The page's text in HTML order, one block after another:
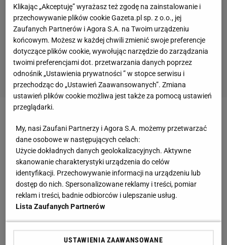
na to, co robię, to dobrze (...) Uwodzimy i
dajemy się uwodzić - stwierdził Olejniczak.
Klikając „Akceptuję” wyrażasz też zgodę na zainstalowanie i
przechowywanie plików cookie Gazeta.pl sp. z o.o., jej
Zaufanych Partnerów i Agora S.A. na Twoim urządzeniu
końcowym. Możesz w każdej chwili zmienić swoje preferencje
dotyczące plików cookie, wywołując narzędzie do zarządzania
twoimi preferencjami dot. przetwarzania danych poprzez
odnośnik „Ustawienia prywatności ” w stopce serwisu i
przechodząc do „Ustawień Zaawansowanych”. Zmiana
ustawień plików cookie możliwa jest także za pomocą ustawień
przeglądarki.
My, nasi Zaufani Partnerzy i Agora S.A. możemy przetwarzać
dane osobowe w następujących celach:
Użycie dokładnych danych geolokalizacyjnych. Aktywne
skanowanie charakterystyki urządzenia do celów
identyfikacji. Przechowywanie informacji na urządzeniu lub
dostęp do nich. Spersonalizowane reklamy i treści, pomiar
reklam i treści, badnie odbiorców i ulepszanie usług.
Lista Zaufanych Partnerów
USTAWIENIA ZAAWANSOWANE